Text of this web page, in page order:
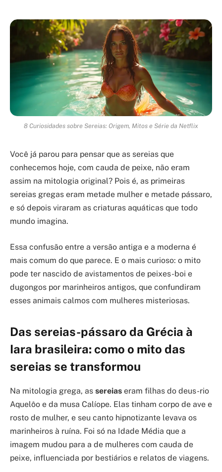
8 Curiosidades sobre Sereias: Origem, Mitos e Série da Netflix
Você já parou para pensar que as sereias que
conhecemos hoje, com cauda de peixe, não eram
assim na mitologia original? Pois é, as primeiras
sereias gregas eram metade mulher e metade pássaro,
e só depois viraram as criaturas aquáticas que todo
mundo imagina.
Essa confusão entre a versão antiga e a moderna é
mais comum do que parece. E o mais curioso: o mito
pode ter nascido de avistamentos de peixes-boi e
dugongos por marinheiros antigos, que confundiram
esses animais calmos com mulheres misteriosas.
Das sereias-pássaro da Grécia à
Iara brasileira: como o mito das
sereias se transformou
Na mitologia grega, as sereias eram filhas do deus-rio
Aquelôo e da musa Calíope. Elas tinham corpo de ave e
rosto de mulher, e seu canto hipnotizante levava os
marinheiros à ruína. Foi só na Idade Média que a
imagem mudou para a de mulheres com cauda de
peixe, influenciada por bestiários e relatos de viagens.